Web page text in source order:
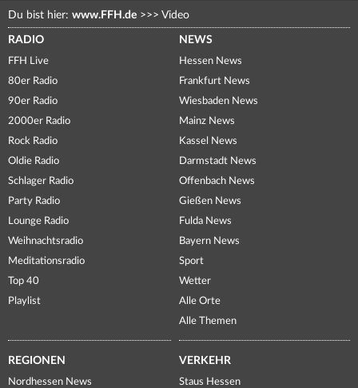
Du bist hier: www.FFH.de >>> Video
RADIO
FFH Live
80er Radio
90er Radio
2000er Radio
Rock Radio
Oldie Radio
Schlager Radio
Party Radio
Lounge Radio
Weihnachtsradio
Meditationsradio
Top 40
Playlist
NEWS
Hessen News
Frankfurt News
Wiesbaden News
Mainz News
Kassel News
Darmstadt News
Offenbach News
Gießen News
Fulda News
Bayern News
Sport
Wetter
Alle Orte
Alle Themen
REGIONEN
Nordhessen News
VERKEHR
Staus Hessen